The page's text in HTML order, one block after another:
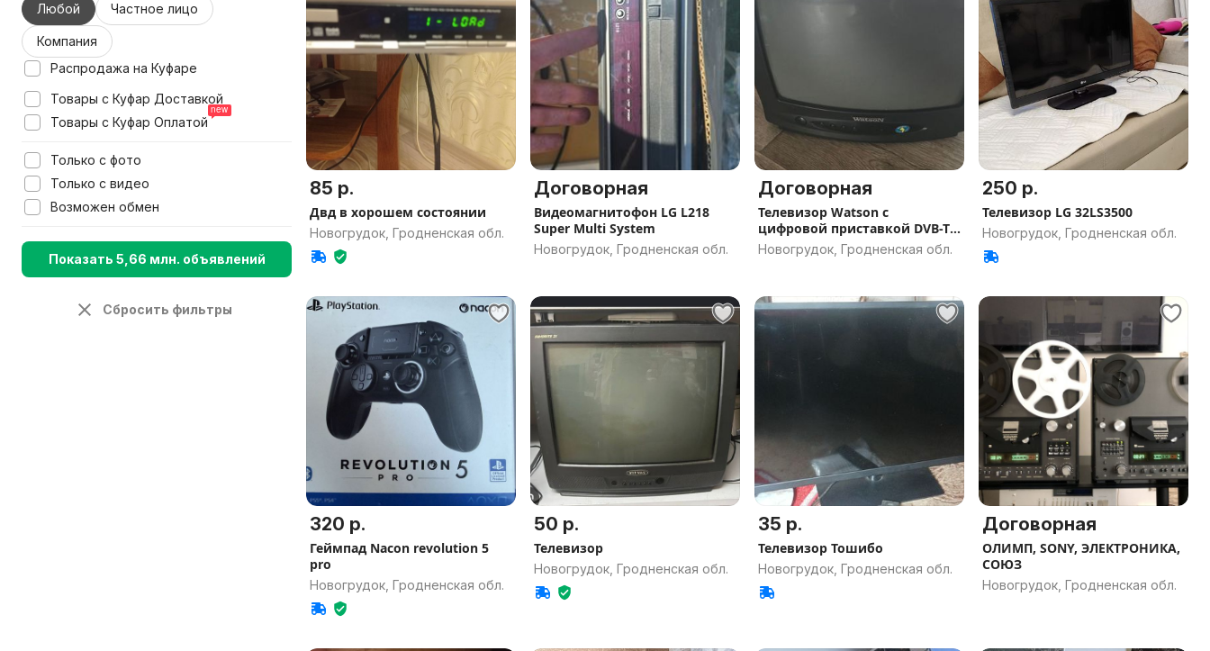
Любой
Частное лицо
Компания
Распродажа на Куфаре
Товары с Куфар Доставкой
Товары с Куфар Оплатой
Только с фото
Только с видео
Возможен обмен
Показать 5,66 млн. объявлений
Сбросить фильтры
85 р.
Двд в хорошем состоянии
Новогрудок, Гродненская обл.
Договорная
Видеомагнитофон LG L218
Super Multi System
Новогрудок, Гродненская обл.
Договорная
Телевизор Watson с
цифровой приставкой DVB-T
и пул
Новогрудок, Гродненская обл.
250 р.
Телевизор LG 32LS3500
Новогрудок, Гродненская обл.
320 р.
Геймпад Nacon revolution 5
pro
Новогрудок, Гродненская обл.
50 р.
Телевизор
Новогрудок, Гродненская обл.
35 р.
Телевизор Тошибо
Новогрудок, Гродненская обл.
Договорная
ОЛИМП, SONY, ЭЛЕКТРОНИКА,
СОЮЗ
Новогрудок, Гродненская обл.